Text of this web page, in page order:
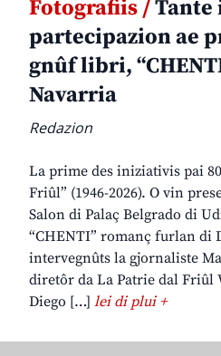
Fotografiis /Tante
partecipazion ae
gnûf libri,
Navarria
Redazion
La prime des iniziativis pai
Friûl” (1946-2026). O vin
Salon di Palaç Belgrado di
“CHENTI” romanç furlan di
intervegnûts la gjornaliste
diretôr da La Patrie dal Friûl
Diego […] lei di plui +